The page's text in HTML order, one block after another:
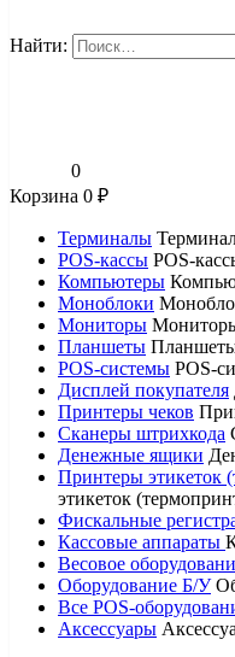
Найти:
0
Корзина 0 ₽
Терминалы
POS-кассы POS-
Компьютеры
Моноблоки
Мониторы
Планшеты
POS-системы POS-
Дисплей покупателя
Принтеры чеков
Сканеры штрихкода
Денежные ящики
Принтеры этикеток
этикеток
Фискальные
Кассовые аппараты
Весовое
Оборудование Б/У
Все POS-
Аксессуары